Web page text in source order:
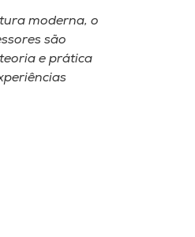
moderna, o
são
e prática